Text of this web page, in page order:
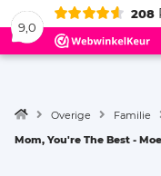
9,0
208
Menu
Overige Familie
Mom, You're The Best -